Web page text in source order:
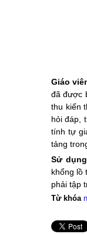
Giáo
đã được
thu kiến
hỏi đáp,
tính tự
tảng
Sử
khổng lồ
phải tập
Từ khóa